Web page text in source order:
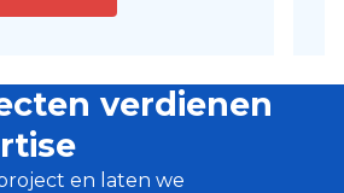
verdienen
en laten we